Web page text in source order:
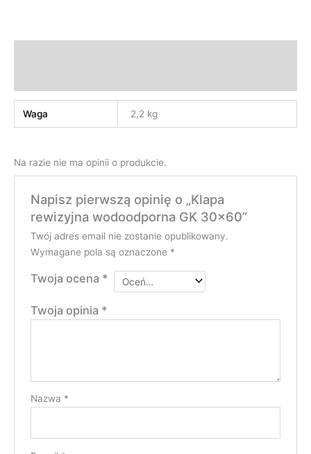
Waga 2,2 kg
Na razie nie ma opinii o produkcie.
Napisz pierwszą opinię o „Klapa
rewizyjna wodoodporna GK 30×60”
Twój adres email nie zostanie opublikowany.
Wymagane pola są oznaczone *
Twoja ocena *
Twoja opinia *
Nazwa *